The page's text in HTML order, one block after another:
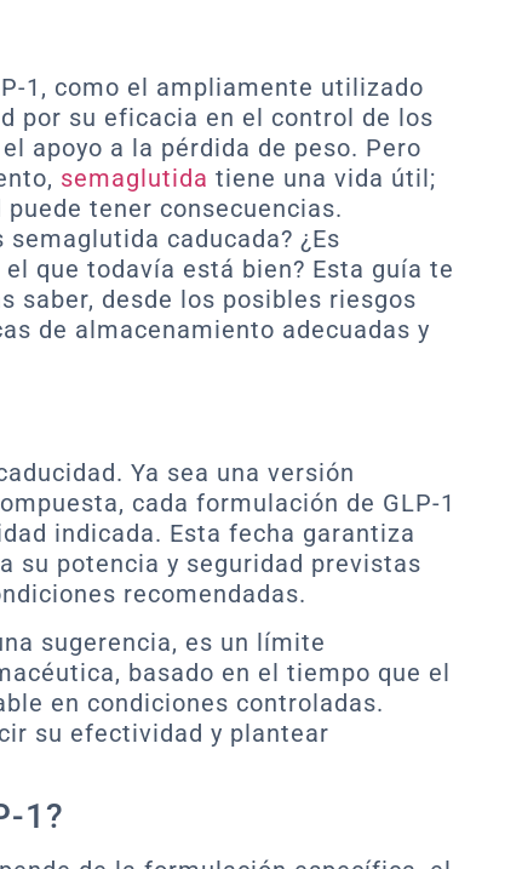
1, como el ampliamente utilizado
por su eficacia en el control de los
apoyo a la pérdida de peso. Pero
semaglutida tiene una vida útil;
tener consecuencias.
caducada? ¿Es
que todavía está bien? Esta guía te
saber, desde los posibles riesgos
de almacenamiento adecuadas y
Ya sea una versión
cada formulación de GLP-1
indicada. Esta fecha garantiza
su potencia y seguridad previstas
recomendadas.
sugerencia, es un límite
basado en el tiempo que el
en condiciones controladas.
su efectividad y plantear
1?